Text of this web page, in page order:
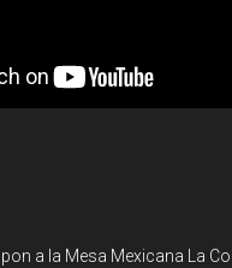
a la Mesa Mexicana La